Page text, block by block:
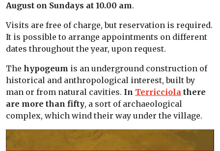
August on Sundays at 10.00 am.
Visits are free of charge, but reservation is required.
It is possible to arrange appointments on different
dates throughout the year, upon request.
The hypogeum is an underground construction of
historical and anthropological interest, built by
man or from natural cavities. In Terricciola there
are more than fifty, a sort of archaeological
complex, which wind their way under the village.